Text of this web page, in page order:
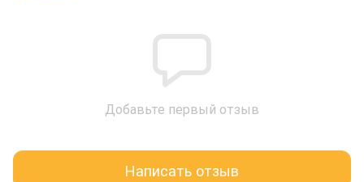
Добавьте первый отзыв
Написать отзыв